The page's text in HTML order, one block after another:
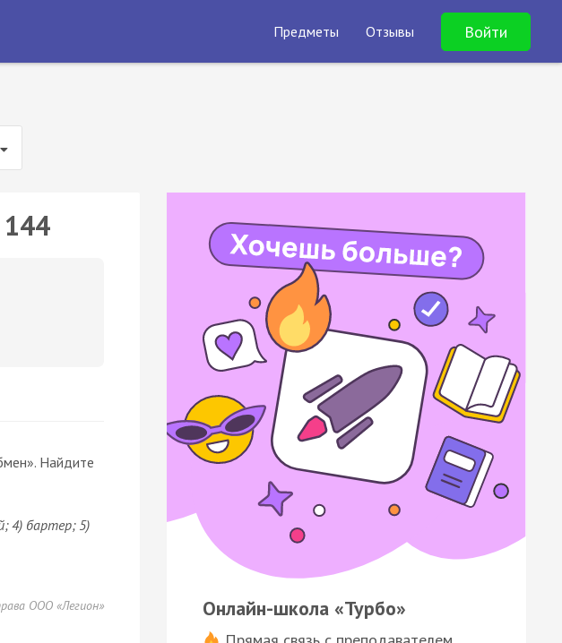
Предметы Отзывы Войти
Найдите
4) бартер; 5)
ООО «Легион» Онлайн-школа «Турбо»